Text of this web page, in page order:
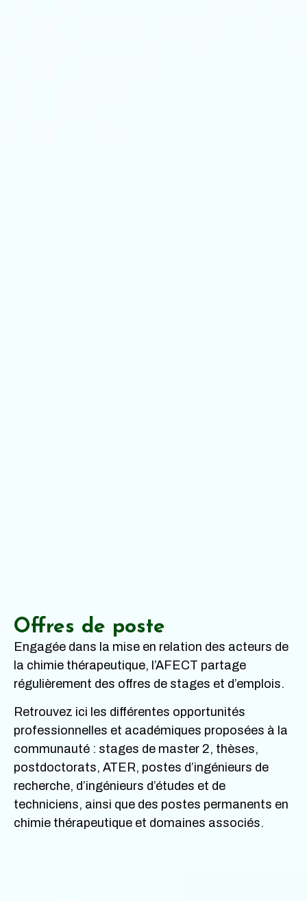
Offres de poste
Engagée dans la mise en relation des acteurs de
la chimie thérapeutique, l’AFECT partage
régulièrement des offres de stages et d’emplois.
Retrouvez ici les différentes opportunités
professionnelles et académiques proposées à la
communauté : stages de master 2, thèses,
postdoctorats, ATER, postes d’ingénieurs de
recherche, d’ingénieurs d’études et de
techniciens, ainsi que des postes permanents en
chimie thérapeutique et domaines associés.